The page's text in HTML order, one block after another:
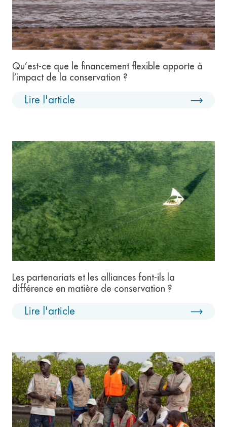
Qu’est-ce que le financement flexible apporte à
l’impact de la conservation ?
Lire l'article
Les partenariats et les alliances font-ils la
différence en matière de conservation ?
Lire l'article